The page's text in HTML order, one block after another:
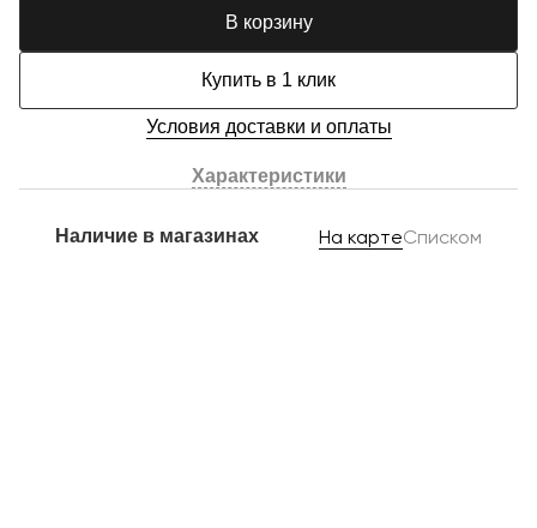
В корзину
Купить в 1 клик
Условия доставки и оплаты
Характеристики
Наличие в магазинах На картеСписком